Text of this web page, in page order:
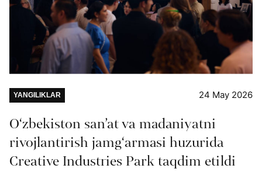
YANGILIKLAR 24 May 2026
O‘zbekiston san’at va madaniyatni
rivojlantirish jamg‘armasi huzurida
Creative Industries Park taqdim etildi